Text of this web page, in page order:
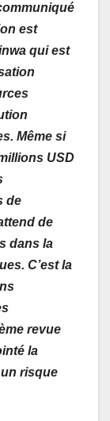
est
qui est
Même si
USD
de
de
dans la
C’est la
revue
la
risque